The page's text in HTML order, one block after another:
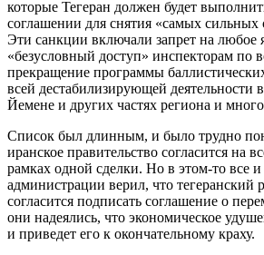
которые Тегеран должен будет
соглашении для снятия «самых сильных
Эти санкции включали запрет на любое
«безусловный доступ» инспекторам по
прекращение программы
всей дестабилизирующей деятельности
Йемене и других частях региона и
Список был длинным, и было трудно
иранское правительство согласится на
рамках одной сделки. Но в этом-то все
администрации верил, что тегеранский
согласится подписать соглашение о
они надеялись, что экономическое
и приведет его к окончательному краху.